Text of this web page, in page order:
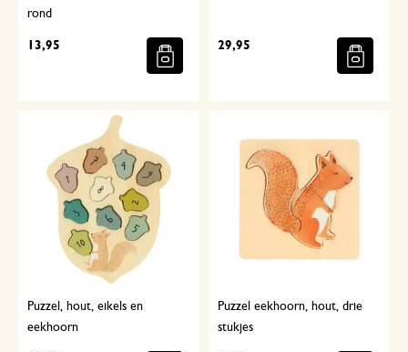
rond
13,95 29,95
Puzzel, hout, eikels en
eekhoorn
Puzzel eekhoorn, hout, drie
stukjes